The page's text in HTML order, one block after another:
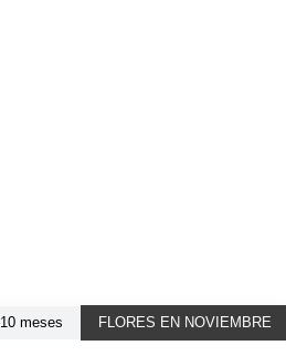
meses FLORES EN NOVIEMBRE